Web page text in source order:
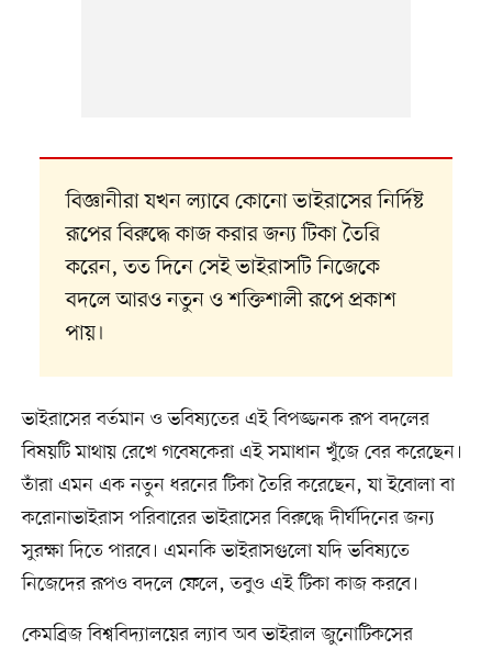
বিজ্ঞানীরা যখন ল্যাবে কোনো ভাইরাসের নির্দিষ্ট
রূপের বিরুদ্ধে কাজ করার জন্য টিকা তৈরি
করেন, তত দিনে সেই ভাইরাসটি নিজেকে
বদলে আরও নতুন ও শক্তিশালী রূপে প্রকাশ
পায়।
ভাইরাসের বর্তমান ও ভবিষ্যতের এই বিপজ্জনক রূপ বদলের
বিষয়টি মাথায় রেখে গবেষকেরা এই সমাধান খুঁজে বের করেছেন।
তাঁরা এমন এক নতুন ধরনের টিকা তৈরি করেছেন, যা ইবোলা বা
করোনাভাইরাস পরিবারের ভাইরাসের বিরুদ্ধে দীর্ঘদিনের জন্য
সুরক্ষা দিতে পারবে। এমনকি ভাইরাসগুলো যদি ভবিষ্যতে
নিজেদের রূপও বদলে ফেলে, তবুও এই টিকা কাজ করবে।
কেমব্রিজ বিশ্ববিদ্যালয়ের ল্যাব অব ভাইরাল জুনোটিকসের